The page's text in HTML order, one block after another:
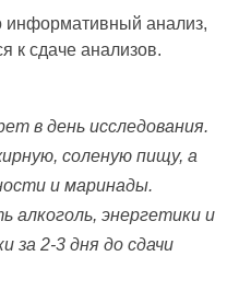
информативный анализ,
к сдаче анализов.
в день исследования.
соленую пищу, а
и маринады.
алкоголь, энергетики и
за 2-3 дня до сдачи